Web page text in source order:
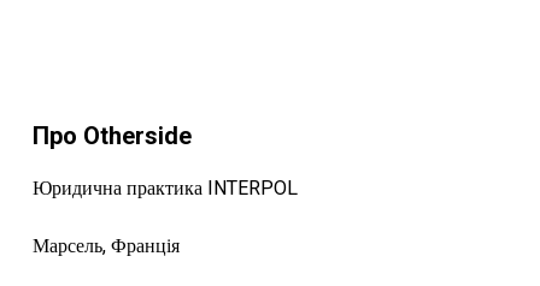
Про Otherside
Юридична практика INTERPOL
Марсель, Франція